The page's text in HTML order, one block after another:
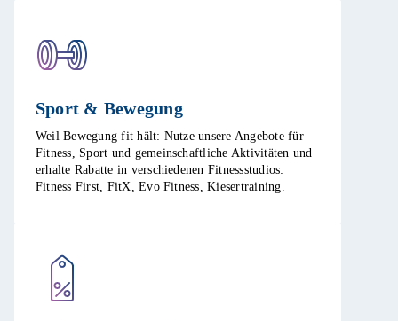
Sport & Bewegung​
Weil Bewegung fit hält: Nutze unsere Angebote für
Fitness, Sport und gemeinschaftliche Aktivitäten und
erhalte Rabatte in verschiedenen Fitnessstudios:
Fitness First, FitX, Evo Fitness, Kiesertraining.​